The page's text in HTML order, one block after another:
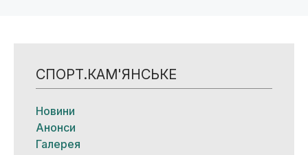
СПОРТ.КАМ'ЯНСЬКЕ
Новини
Анонси
Галерея